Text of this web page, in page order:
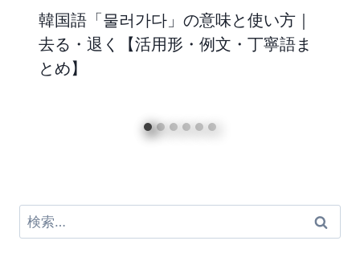
韓国語「물러가다」の意味と使い方｜
去る・退く【活用形・例文・丁寧語ま
とめ】
検
索: